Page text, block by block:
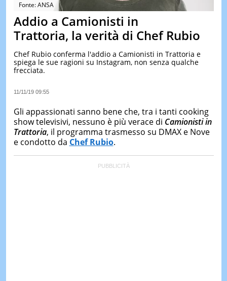
TEST
LE
DI
IERI
Fonte: ANSA
Addio a Camionisti in
Trattoria, la verità di Chef Rubio
Chef Rubio conferma l'addio a Camionisti in Trattoria e
spiega le sue ragioni su Instagram, non senza qualche
frecciata.
11/11/19 09:55
Gli appassionati sanno bene che, tra i tanti cooking
show televisivi, nessuno è più verace di Camionisti in
Trattoria, il programma trasmesso su DMAX e Nove
e condotto da Chef Rubio.